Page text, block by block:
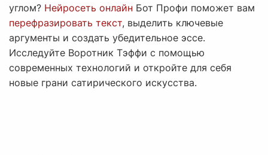
углом? Нейросеть онлайн Бот Профи поможет вам
перефразировать текст, выделить ключевые
аргументы и создать убедительное эссе.
Исследуйте Воротник Тэффи с помощью
современных технологий и откройте для себя
новые грани сатирического искусства.